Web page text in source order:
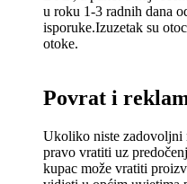
u roku 1-3 radnih dana
isporuke.Izuzetak su
otoke.
Povrat i
Ukoliko niste zadovoljni
pravo vratiti uz
kupac može vratiti